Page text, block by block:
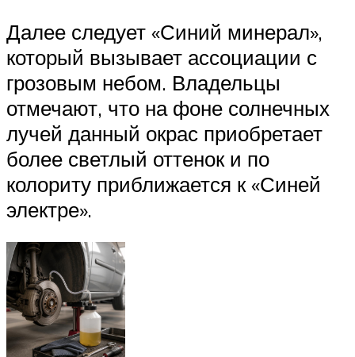
Далее следует «Синий минерал»,
который вызывает ассоциации с
грозовым небом. Владельцы
отмечают, что на фоне солнечных
лучей данный окрас приобретает
более светлый оттенок и по
колориту приближается к «Синей
электре».